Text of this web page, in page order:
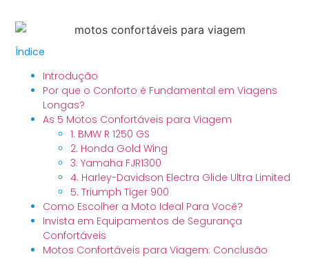
Índice
Introdução
Por que o Conforto é Fundamental em Viagens
Longas?
As 5 Motos Confortáveis para Viagem
1. BMW R 1250 GS
2. Honda Gold Wing
3. Yamaha FJR1300
4. Harley-Davidson Electra Glide Ultra Limited
5. Triumph Tiger 900
Como Escolher a Moto Ideal Para Você?
Invista em Equipamentos de Segurança
Confortáveis
Motos Confortáveis para Viagem: Conclusão